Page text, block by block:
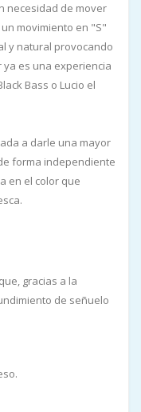
necesidad de mover
movimiento en "S"
y natural provocando
es una experiencia
Bass o Lucio el
a darle una mayor
forma independiente
en el color que
gracias a la
de señuelo